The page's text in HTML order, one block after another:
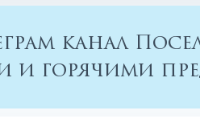
канал
и горячими